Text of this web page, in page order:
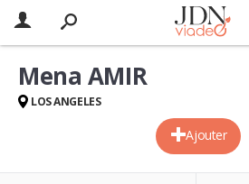
Ajouter
Mena AMIR
LOS ANGELES